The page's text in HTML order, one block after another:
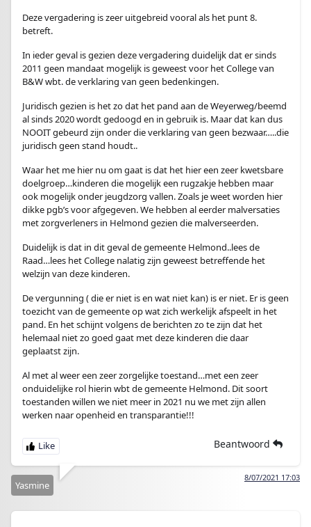
Deze vergadering is zeer uitgebreid vooral als het punt 8.
betreft.
In ieder geval is gezien deze vergadering duidelijk dat er sinds
2011 geen mandaat mogelijk is geweest voor het College van
B&W wbt. de verklaring van geen bedenkingen.
Juridisch gezien is het zo dat het pand aan de Weyerweg/beemd
al sinds 2020 wordt gedoogd en in gebruik is. Maar dat kan dus
NOOIT gebeurd zijn onder die verklaring van geen bezwaar…..die
juridisch geen stand houdt..
Waar het me hier nu om gaat is dat het hier een zeer kwetsbare
doelgroep…kinderen die mogelijk een rugzakje hebben maar
ook mogelijk onder jeugdzorg vallen. Zoals je weet worden hier
dikke pgb’s voor afgegeven. We hebben al eerder malversaties
met zorgverleners in Helmond gezien die malverseerden.
Duidelijk is dat in dit geval de gemeente Helmond..lees de
Raad…lees het College nalatig zijn geweest betreffende het
welzijn van deze kinderen.
De vergunning ( die er niet is en wat niet kan) is er niet. Er is geen
toezicht van de gemeente op wat zich werkelijk afspeelt in het
pand. En het schijnt volgens de berichten zo te zijn dat het
helemaal niet zo goed gaat met deze kinderen die daar
geplaatst zijn.
Al met al weer een zeer zorgelijke toestand…met een zeer
onduidelijke rol hierin wbt de gemeente Helmond. Dit soort
toestanden willen we niet meer in 2021 nu we met zijn allen
werken naar openheid en transparantie!!!
Beantwoord
8/07/2021 17:03
Yasmine